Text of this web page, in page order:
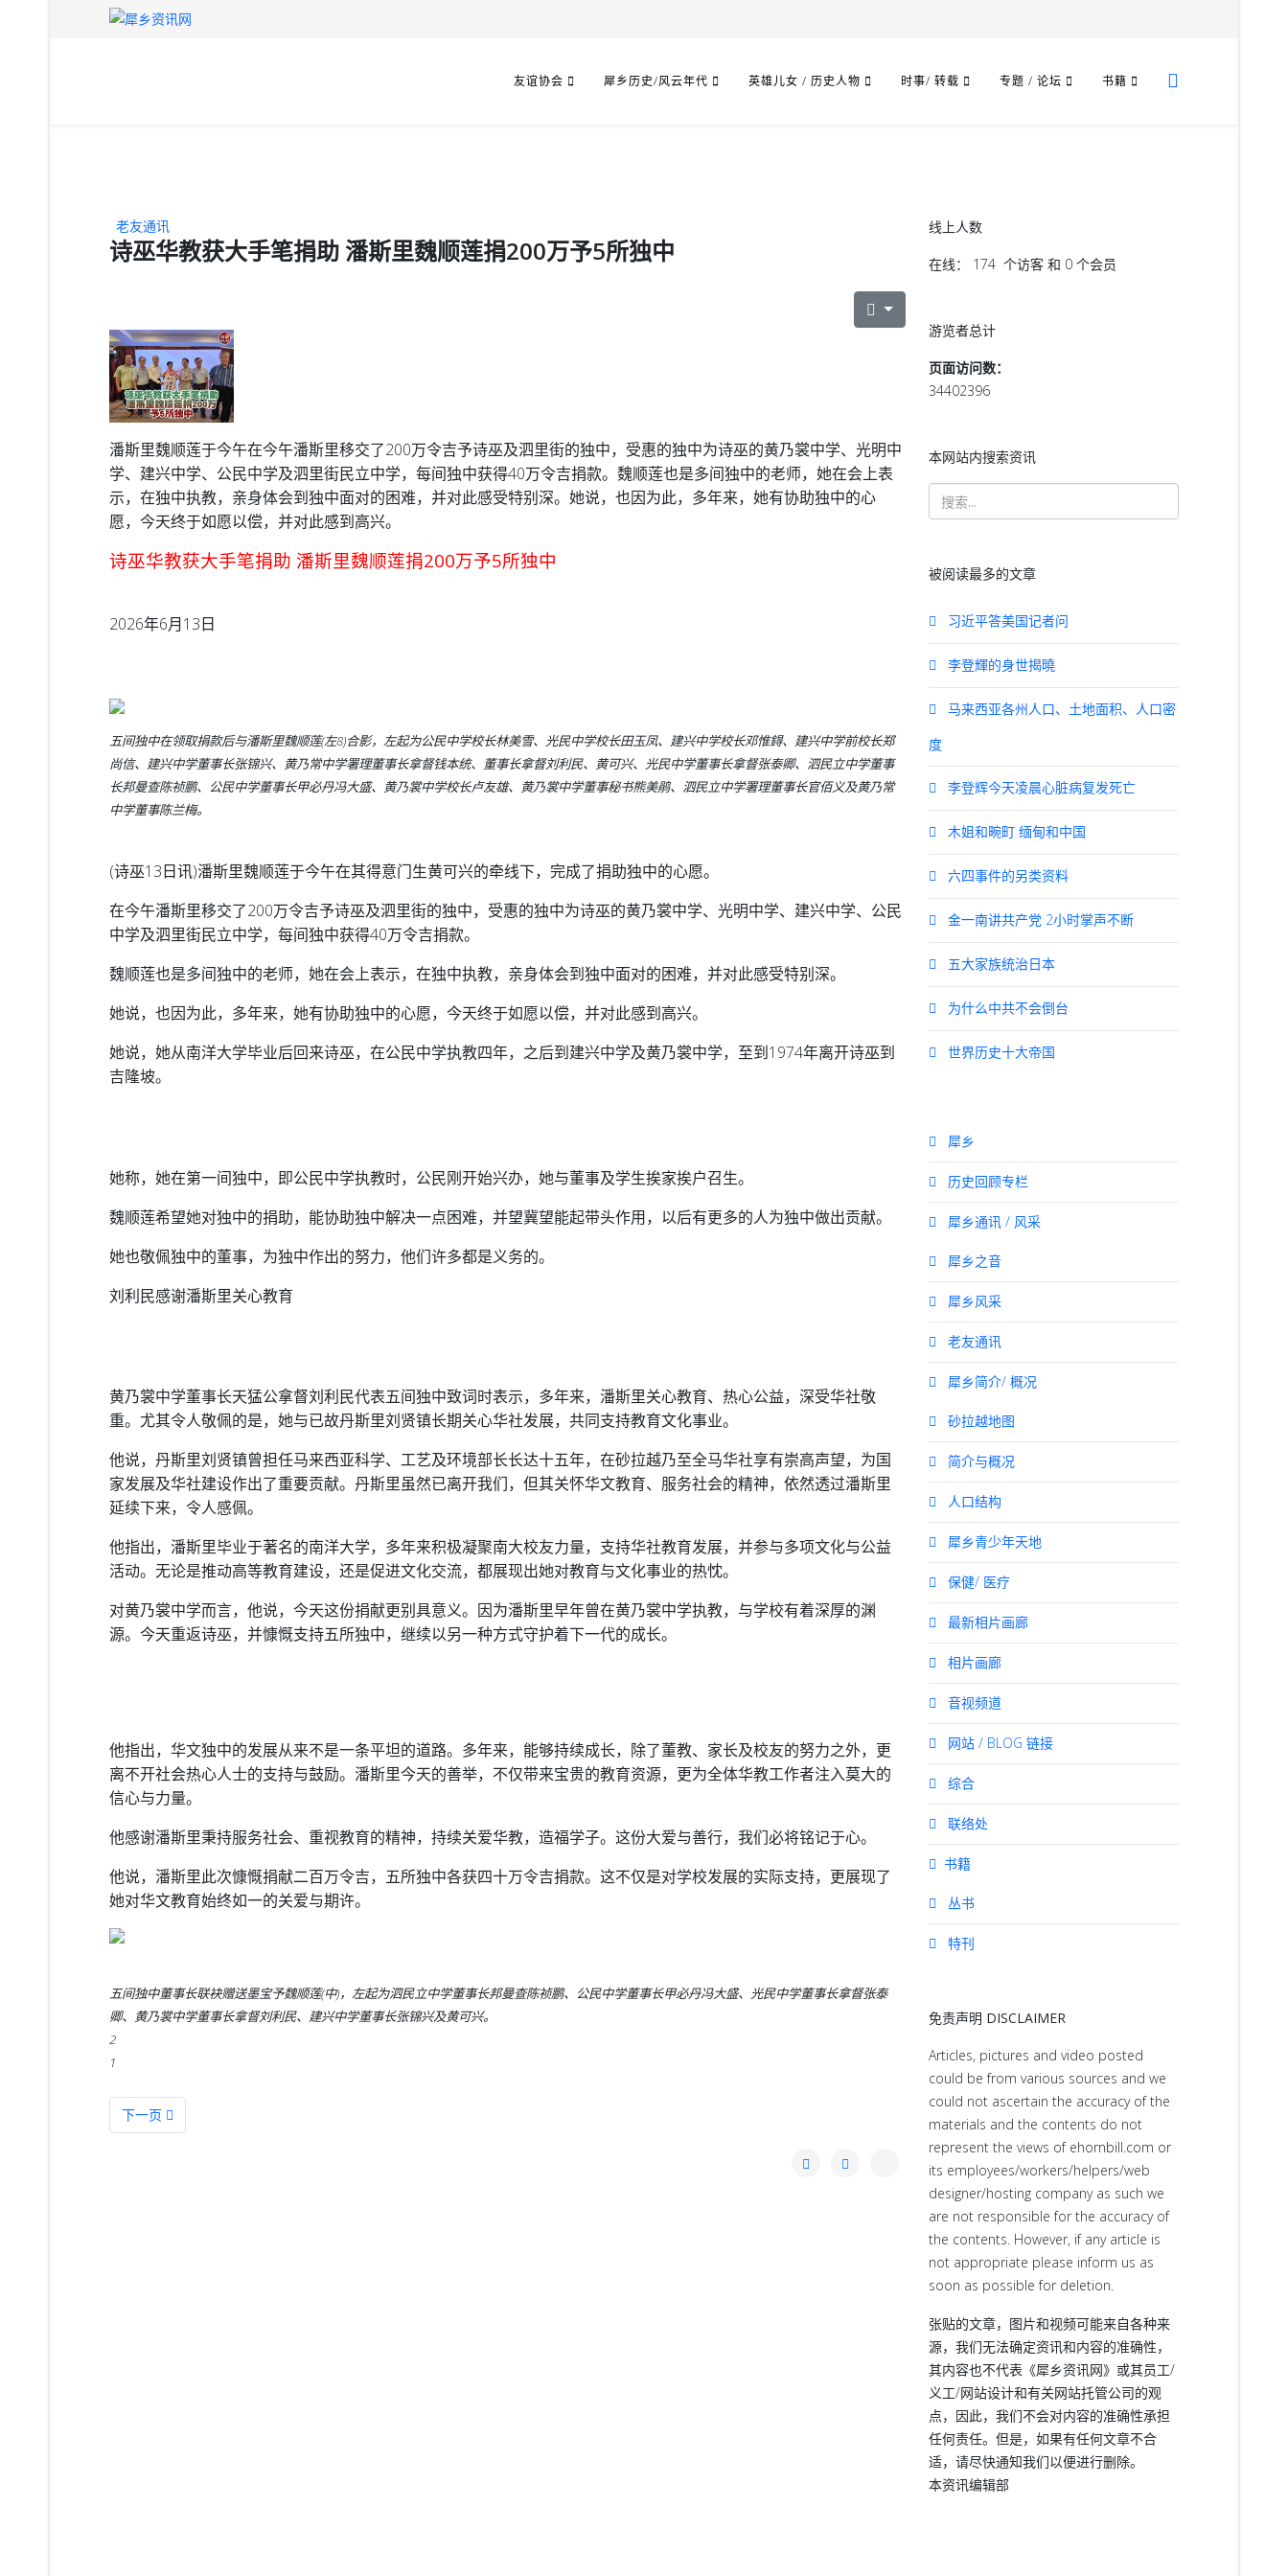
友谊协会 犀乡历史/风云年代 英雄儿女 / 历史人物 时事/ 转载 专题 / 论坛 书籍
老友通讯
诗巫华教获大手笔捐助 潘斯里魏顺莲捐200万予5所独中
潘斯里魏顺莲于今午在今午潘斯里移交了200万令吉予诗巫及泗里街的独中，受惠的独中为诗巫的黄乃裳中学、光明中
学、建兴中学、公民中学及泗里街民立中学，每间独中获得40万令吉捐款。 魏顺莲也是多间独中的老师，她在会上表
示，在独中执教，亲身体会到独中面对的困难，并对此感受特别深。 她说，也因为此，多年来，她有协助独中的心
愿，今天终于如愿以偿，并对此感到高兴。
诗巫华教获大手笔捐助 潘斯里魏顺莲捐200万予5所独中
2026年6月13日
五间独中在领取捐款后与潘斯里魏顺莲(左8)合影，左起为公民中学校长林美雪、光民中学校长田玉凤、建兴中学校长邓惟鍀、建兴中学前校长郑
尚信、建兴中学董事长张锦兴、黄乃常中学署理董事长拿督钱本统、董事长拿督刘利民、黄可兴、光民中学董事长拿督张泰卿、泗民立中学董事
长邦曼查陈祯鹏、公民中学董事长甲必丹冯大盛、黄乃裳中学校长卢友雄、黄乃裳中学董事秘书熊美鹃、泗民立中学署理董事长官佰义及黄乃常
中学董事陈兰梅。
(诗巫13日讯)潘斯里魏顺莲于今午在其得意门生黄可兴的牵线下，完成了捐助独中的心愿。
在今午潘斯里移交了200万令吉予诗巫及泗里街的独中，受惠的独中为诗巫的黄乃裳中学、光明中学、建兴中学、公民
中学及泗里街民立中学，每间独中获得40万令吉捐款。
魏顺莲也是多间独中的老师，她在会上表示，在独中执教，亲身体会到独中面对的困难，并对此感受特别深。
她说，也因为此，多年来，她有协助独中的心愿，今天终于如愿以偿，并对此感到高兴。
她说，她从南洋大学毕业后回来诗巫，在公民中学执教四年，之后到建兴中学及黄乃裳中学，至到1974年离开诗巫到
吉隆坡。
她称，她在第一间独中，即公民中学执教时，公民刚开始兴办，她与董事及学生挨家挨户召生。
魏顺莲希望她对独中的捐助，能协助独中解决一点困难，并望冀望能起带头作用，以后有更多的人为独中做出贡献。
她也敬佩独中的董事，为独中作出的努力，他们许多都是义务的。
刘利民感谢潘斯里关心教育
黄乃裳中学董事长天猛公拿督刘利民代表五间独中致词时表示，多年来，潘斯里关心教育、热心公益，深受华社敬
重。尤其令人敬佩的是，她与已故丹斯里刘贤镇长期关心华社发展，共同支持教育文化事业。
他说，丹斯里刘贤镇曾担任马来西亚科学、工艺及环境部长长达十五年，在砂拉越乃至全马华社享有崇高声望，为国
家发展及华社建设作出了重要贡献。丹斯里虽然已离开我们，但其关怀华文教育、服务社会的精神，依然透过潘斯里
延续下来，令人感佩。
他指出，潘斯里毕业于著名的南洋大学，多年来积极凝聚南大校友力量，支持华社教育发展，并参与多项文化与公益
活动。无论是推动高等教育建设，还是促进文化交流，都展现出她对教育与文化事业的热忱。
对黄乃裳中学而言，他说，今天这份捐献更别具意义。因为潘斯里早年曾在黄乃裳中学执教，与学校有着深厚的渊
源。今天重返诗巫，并慷慨支持五所独中，继续以另一种方式守护着下一代的成长。
他指出，华文独中的发展从来不是一条平坦的道路。多年来，能够持续成长，除了董教、家长及校友的努力之外，更
离不开社会热心人士的支持与鼓励。潘斯里今天的善举，不仅带来宝贵的教育资源，更为全体华教工作者注入莫大的
信心与力量。
他感谢潘斯里秉持服务社会、重视教育的精神，持续关爱华教，造福学子。这份大爱与善行，我们必将铭记于心。
他说，潘斯里此次慷慨捐献二百万令吉，五所独中各获四十万令吉捐款。这不仅是对学校发展的实际支持，更展现了
她对华文教育始终如一的关爱与期许。
五间独中董事长联袂赠送墨宝予魏顺莲(中)，左起为泗民立中学董事长邦曼查陈祯鹏、公民中学董事长甲必丹冯大盛、光民中学董事长拿督张泰
卿、黄乃裳中学董事长拿督刘利民、建兴中学董事长张锦兴及黄可兴。
2
1
下一篇文章: 邢伟平：中中校友会推动华教文化传承 为中砂友好注入动力
下一页
线上人数
在线： 174 个访客 和 0 个会员
游览者总计
页面访问数：
34402396
本网站内搜索资讯
被阅读最多的文章
习近平答美国记者问
李登輝的身世揭曉
马来西亚各州人口、土地面积、人口密
度
李登辉今天凌晨心脏病复发死亡
木姐和畹町 缅甸和中国
六四事件的另类资料
金一南讲共产党 2小时掌声不断
五大家族统治日本
为什么中共不会倒台
世界历史十大帝国
犀乡
历史回顾专栏
犀乡通讯 / 风采
犀乡之音
犀乡风采
老友通讯
犀乡简介/ 概况
砂拉越地图
简介与概况
人口结构
犀乡青少年天地
保健/ 医疗
最新相片画廊
相片画廊
音视频道
网站 / BLOG 链接
综合
联络处
书籍
丛书
特刊
免责声明 DISCLAIMER
Articles, pictures and video posted
could be from various sources and we
could not ascertain the accuracy of the
materials and the contents do not
represent the views of ehornbill.com or
its employees/workers/helpers/web
designer/hosting company as such we
are not responsible for the accuracy of
the contents. However, if any article is
not appropriate please inform us as
soon as possible for deletion.
张贴的文章，图片和视频可能来自各种来
源，我们无法确定资讯和内容的准确性，
其内容也不代表《犀乡资讯网》或其员工/
义工/网站设计和有关网站托管公司的观
点，因此，我们不会对内容的准确性承担
任何责任。但是，如果有任何文章不合
适，请尽快通知我们以便进行删除。
本资讯编辑部